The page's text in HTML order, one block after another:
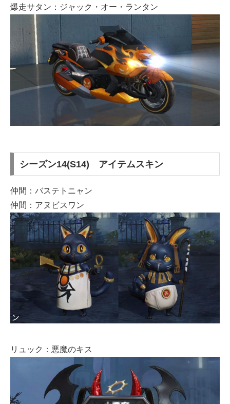
爆走サタン：ジャック・オー・ランタン
シーズン14(S14) アイテムスキン
仲間：バステトニャン
仲間：アヌビスワン
リュック：悪魔のキス